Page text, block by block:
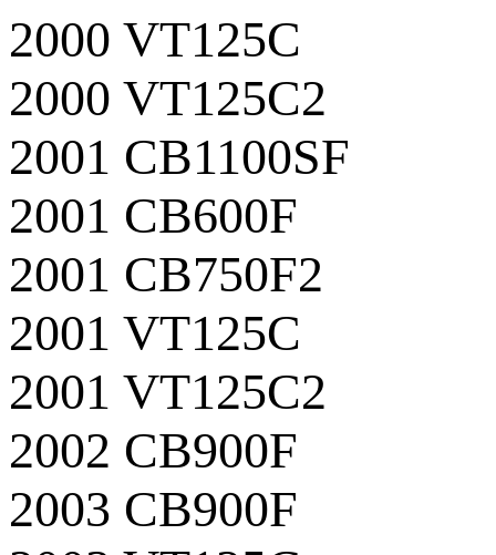
2000 VT125C
2000 VT125C2
2001 CB1100SF
2001 CB600F
2001 CB750F2
2001 VT125C
2001 VT125C2
2002 CB900F
2003 CB900F